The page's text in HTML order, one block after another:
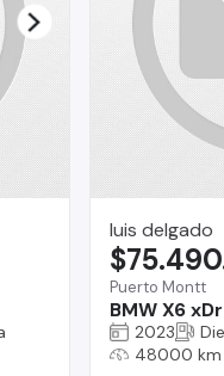
luis delgado
Puerto Montt
BMW X6
2023
48000 km